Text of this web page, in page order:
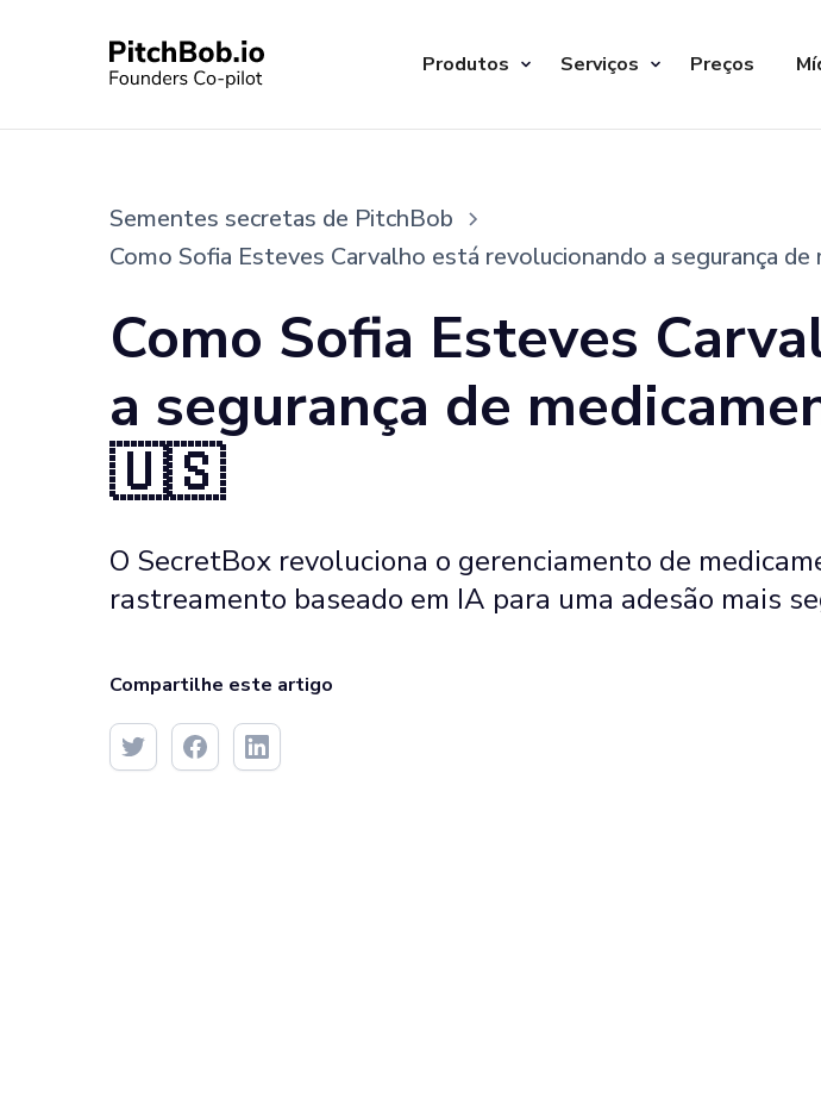
Produtos Serviços Preços
Sementes secretas de PitchBob
Como Sofia Esteves Carvalho está revolucionando a segurança
Como Sofia Esteves
a segurança de
🇺🇸
O SecretBox revoluciona o gerenciamento de
rastreamento baseado em IA para uma adesão mais
Compartilhe este artigo